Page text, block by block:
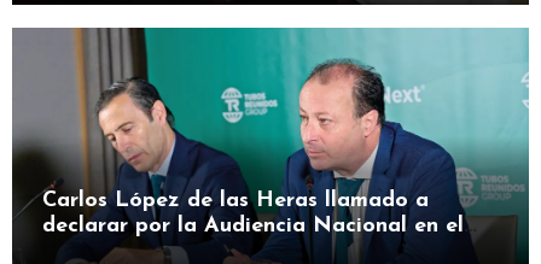
Carlos López de las Heras llamado a
declarar por la Audiencia Nacional en el
caso SEPI